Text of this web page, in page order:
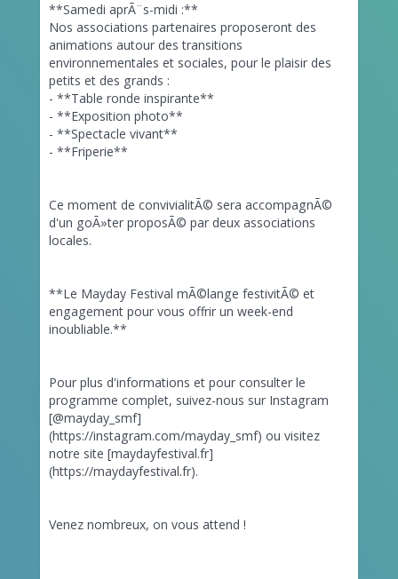
**Samedi aprÃ¨s-midi :**
Nos associations partenaires proposeront des
animations autour des transitions
environnementales et sociales, pour le plaisir des
petits et des grands :
- **Table ronde inspirante**
- **Exposition photo**
- **Spectacle vivant**
- **Friperie**
Ce moment de convivialitÃ© sera accompagnÃ©
d'un goÃ»ter proposÃ© par deux associations
locales.
**Le Mayday Festival mÃ©lange festivitÃ© et
engagement pour vous offrir un week-end
inoubliable.**
Pour plus d'informations et pour consulter le
programme complet, suivez-nous sur Instagram
[@mayday_smf]
(https://instagram.com/mayday_smf) ou visitez
notre site [maydayfestival.fr]
(https://maydayfestival.fr).
Venez nombreux, on vous attend !